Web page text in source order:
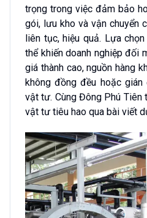
trọng trong việc đảm bảo
gói, lưu kho và vận chuyển
liên tục, hiệu quả. Lựa
thể khiến doanh nghiệp đối
giá thành cao, nguồn hàng
không đồng đều hoặc
vật tư. Cùng Đông Phú Tiên
vật tư tiêu hao qua bài viết